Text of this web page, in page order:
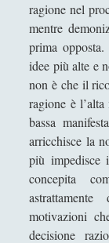
8. Le forme a
9. L’intelletto e
La potenza
';
1. Struttura
filosofico di
2. Per la
3. Per la
4. La
ragione nel
mentre
prima
idee più alte e
non è che il
ragione è
bassa
arricchisce la
più impedisce
concepita
motivazioni
decisione